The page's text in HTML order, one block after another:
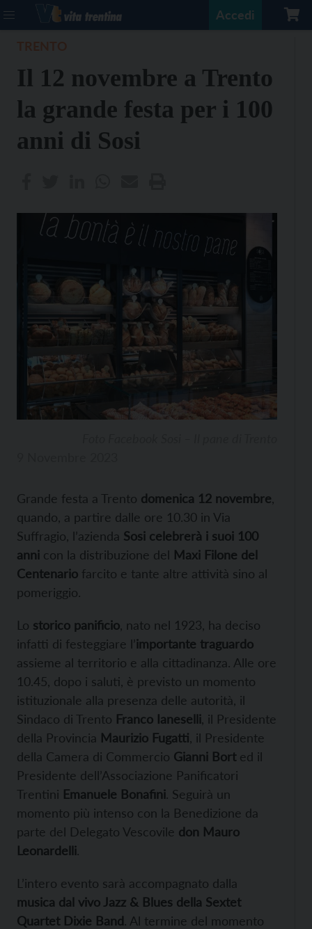
Accedi
Il 12 novembre a Trento
la grande festa per i 100
anni di Sosi
Grande festa a Trento domenica 12 novembre
quando, a partire dalle ore 10.30 in Via
Suffragio, l’azienda Sosi celebrerà i suoi 100
anni con la distribuzione del Maxi Filone del
Centenario farcito e tante altre attività sino al
pomeriggio.
Lo storico panificio , nato nel 1923, ha deciso
infatti di festeggiare l’importante traguardo
assieme al territorio e alla cittadinanza. Alle ore
10.45, dopo i saluti, è previsto un momento
istituzionale alla presenza delle autorità, il
Sindaco di Trento Franco Ianeselli , il Presidente
della Provincia Maurizio Fugatti , il Presidente
della Camera di Commercio Gianni Borted il
Presidente dell’Associazione Panificatori
Trentini Emanuele Bonafini. Seguirà un
momento più intenso con la Benedizione da
parte del Delegato Vescovile don Mauro
Leonardelli.
L’intero evento sarà accompagnato dalla
musica dal vivo Jazz & Blues della Sextet
Quartet Dixie Band. Al termine del momento